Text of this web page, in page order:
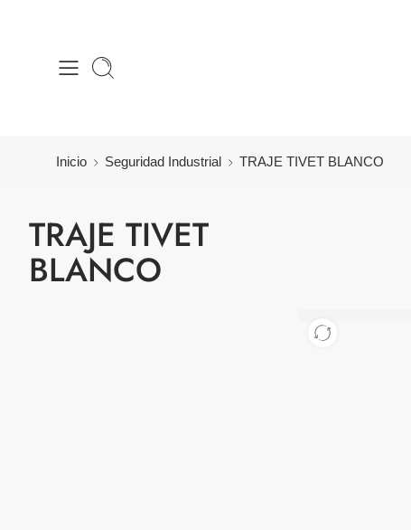
Inicio Seguridad Industrial TRAJE TIVET BLANCO
TRAJE TIVET
BLANCO